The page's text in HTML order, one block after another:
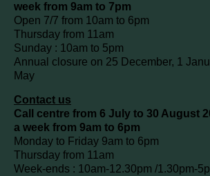
week from 9am to 7pm
Open 7/7 from 10am to 6pm
Thursday from 11am
Sunday : 10am to 5pm
Annual closure on 25 December, 1
May
Contact us
Call centre from 6 July to 30 August
a week from 9am to 6pm
Monday to Friday 9am to 6pm
Thursday from 11am
Week-ends : 10am-12.30pm /1.30pm-